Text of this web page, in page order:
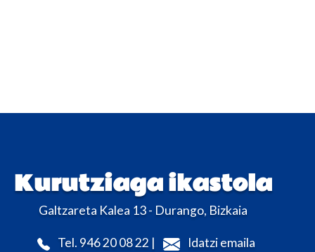
Kurutziaga ikastola
Galtzareta Kalea 13 - Durango, Bizkaia
Tel. 946 20 08 22 | Idatzi emaila